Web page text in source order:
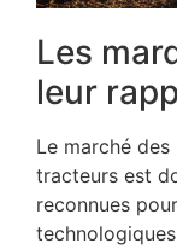
Les
leur
Le marché
tracteurs est
reconnues